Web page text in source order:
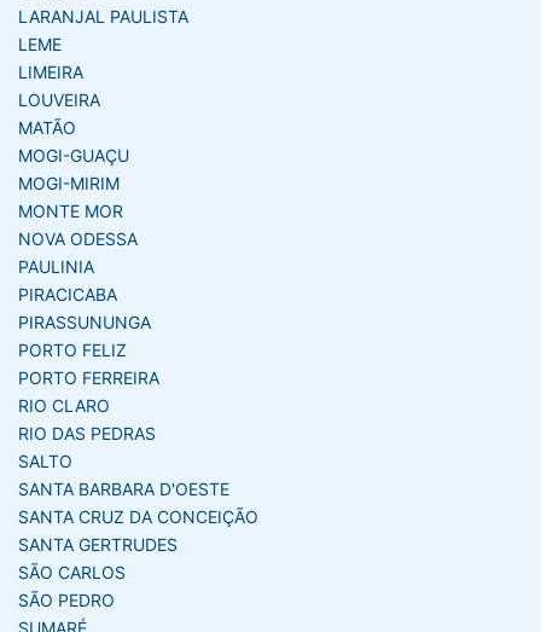
LARANJAL PAULISTA
LEME
LIMEIRA
LOUVEIRA
MATÃO
MOGI-GUAÇU
MOGI-MIRIM
MONTE MOR
NOVA ODESSA
PAULINIA
PIRACICABA
PIRASSUNUNGA
PORTO FELIZ
PORTO FERREIRA
RIO CLARO
RIO DAS PEDRAS
SALTO
SANTA BARBARA D'OESTE
SANTA CRUZ DA CONCEIÇÃO
SANTA GERTRUDES
SÃO CARLOS
SÃO PEDRO
SUMARÉ